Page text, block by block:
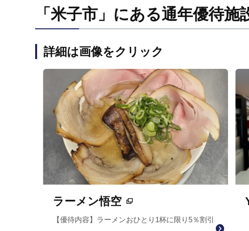
「米子市」にある通年優待施
詳細は画像をクリック
ラーメン悟空
【優待内容】ラーメンおひとり1杯に限り5％割引